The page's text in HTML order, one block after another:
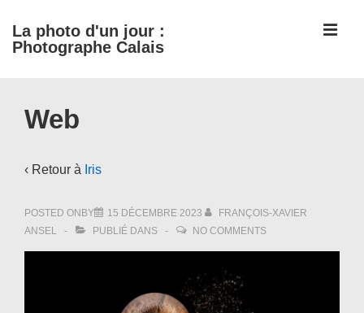
passer
au
La photo d'un jour :
Photographe Calais
Navigation
Web
‹ Retour à Iris
POSTED ONBY 15 DÉCEMBRE 2023
FRANÇOIS-XAVIER
ANSEL
PUBLIÉ DANS NO COMMENTS